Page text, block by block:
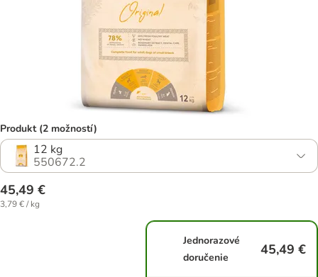
Produkt (2 možností)
12 kg
550672.2
45,49 €
3,79 € / kg
Jednorazové
doručenie
45,49 €